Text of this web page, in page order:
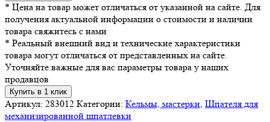
* Цена на товар может отличаться от указанной на сайте. Для
получения актуальной информации о стоимости и наличии
товара свяжитесь с нами
* Реальный внешний вид и технические характеристики
товара могут отличаться от представленных на сайте.
Уточняйте важные для вас параметры товара у наших
продавцов
Купить в 1 клик
Артикул: 283012 Категории: Кельмы, мастерки Шпателя для
механизированной шпатлевки